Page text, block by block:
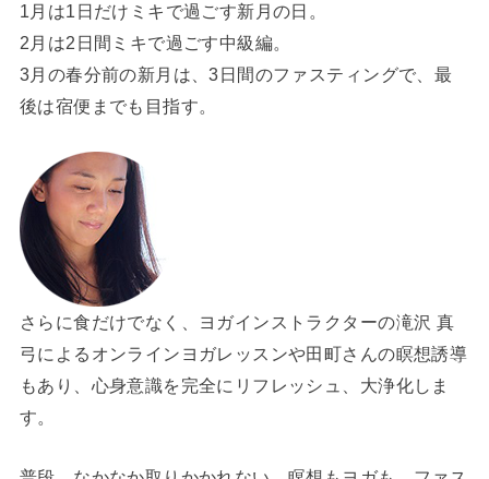
1月は1日だけミキで過ごす新月の日。
2月は2日間ミキで過ごす中級編。
3月の春分前の新月は、3日間のファスティングで、最
後は宿便までも目指す。
さらに食だけでなく、ヨガインストラクターの滝沢 真
弓によるオンラインヨガレッスンや田町さんの瞑想誘導
もあり、心身意識を完全にリフレッシュ、大浄化しま
す。